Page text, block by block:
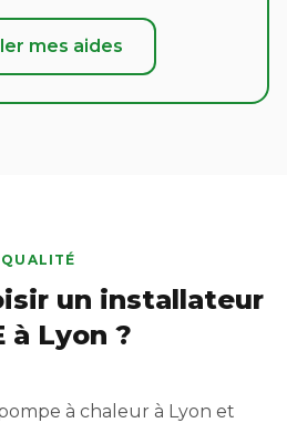
mes aides
QUALITÉ
un installateur
à Lyon ?
à chaleur à Lyon et